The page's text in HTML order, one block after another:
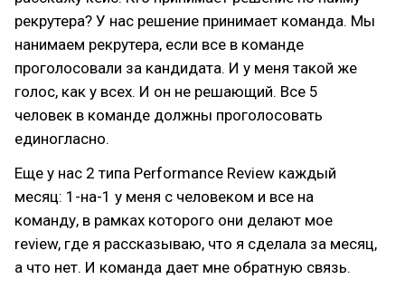
рекрутера? У нас решение принимает команда. Мы
нанимаем рекрутера, если все в команде
проголосовали за кандидата. И у меня такой же
голос, как у всех. И он не решающий. Все 5
человек в команде должны проголосовать
единогласно.
Еще у нас 2 типа Performance Review каждый
месяц: 1-на-1 у меня с человеком и все на
команду, в рамках которого они делают мое
review, где я рассказываю, что я сделала за месяц,
а что нет. И команда дает мне обратную связь.